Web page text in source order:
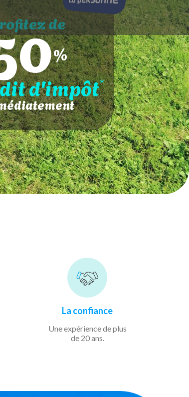
de
%
d'impôt*
La confiance
Une expérience deplus
de 20 ans.